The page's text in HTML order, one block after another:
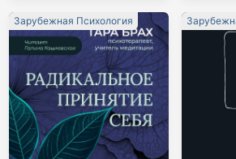
Зарубежная Психология